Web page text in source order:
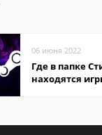
06 июня 2022
Где в папке
находятся